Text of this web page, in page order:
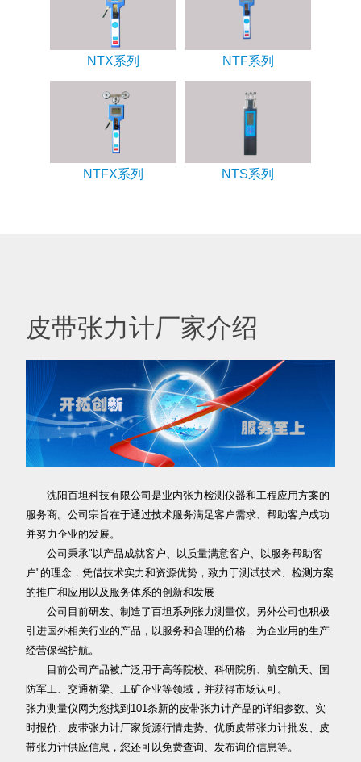
NTX系列 NTF系列
NTFX系列 NTS系列
皮带张力计厂家介绍
沈阳百坦科技有限公司是业内张力检测仪器和工程应用方案的
服务商。公司宗旨在于通过技术服务满足客户需求、帮助客户成功
并努力企业的发展。
公司秉承"以产品成就客户、以质量满意客户、以服务帮助客
户"的理念，凭借技术实力和资源优势，致力于测试技术、检测方案
的推广和应用以及服务体系的创新和发展
公司目前研发、制造了百坦系列张力测量仪。另外公司也积极
引进国外相关行业的产品，以服务和合理的价格，为企业用的生产
经营保驾护航。
目前公司产品被广泛用于高等院校、科研院所、航空航天、国
防军工、交通桥梁、工矿企业等领域，并获得市场认可。
张力测量仪网为您找到101条新的皮带张力计产品的详细参数、实
时报价、皮带张力计厂家货源行情走势、优质皮带张力计批发、皮
带张力计供应信息，您还可以免费查询、发布询价信息等。